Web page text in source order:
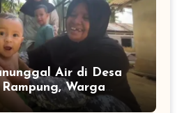
Air di Desa
Warga
Senyum